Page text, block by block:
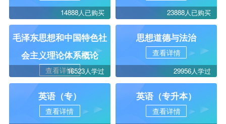
14888人已购买 23888人已购买
毛泽东思想和中国特色社
会主义理论体系概论
查看详情16523人学过
思想道德与法治
查看详情
29956人学过
英语（专）
查看详情
英语（专升本）
查看详情